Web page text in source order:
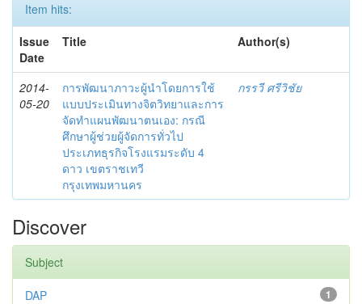
Item hits:
Issue
Date
Title Author(s)
2014-
05-20
การพัฒนาภาวะผู้นำโดยการใช้
แบบประเมินทางจิตวิทยาและการ
จัดทำแผนพัฒนาตนเอง: กรณี
ศึกษาผู้ช่วยผู้จัดการทั่วไป
ประเภทธุรกิจโรงแรมระดับ 4
ดาว เขตราชเทวี
กรุงเทพมหานคร
กรรวี ศรีวิชัย
Discover
Subject
1
DAP